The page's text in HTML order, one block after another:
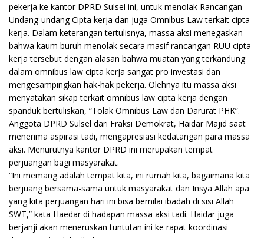
pekerja ke kantor DPRD Sulsel ini, untuk menolak Rancangan
Undang-undang Cipta kerja dan juga Omnibus Law terkait cipta
kerja. Dalam keterangan tertulisnya, massa aksi menegaskan
bahwa kaum buruh menolak secara masif rancangan RUU cipta
kerja tersebut dengan alasan bahwa muatan yang terkandung
dalam omnibus law cipta kerja sangat pro investasi dan
mengesampingkan hak-hak pekerja. Olehnya itu massa aksi
menyatakan sikap terkait omnibus law cipta kerja dengan
spanduk bertuliskan, “Tolak Omnibus Law dan Darurat PHK”.
Anggota DPRD Sulsel dari Fraksi Demokrat, Haidar Majid saat
menerima aspirasi tadi, mengapresiasi kedatangan para massa
aksi. Menurutnya kantor DPRD ini merupakan tempat
perjuangan bagi masyarakat.
“Ini memang adalah tempat kita, ini rumah kita, bagaimana kita
berjuang bersama-sama untuk masyarakat dan Insya Allah apa
yang kita perjuangan hari ini bisa bernilai ibadah di sisi Allah
SWT,” kata Haedar di hadapan massa aksi tadi. Haidar juga
berjanji akan meneruskan tuntutan ini ke rapat koordinasi